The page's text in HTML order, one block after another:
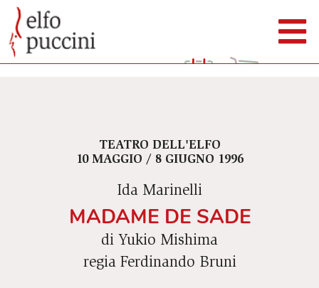
TEATRO DELL'ELFO
10 MAGGIO / 8 GIUGNO 1996
Ida Marinelli
MADAME DE SADE
di Yukio Mishima
regia Ferdinando Bruni